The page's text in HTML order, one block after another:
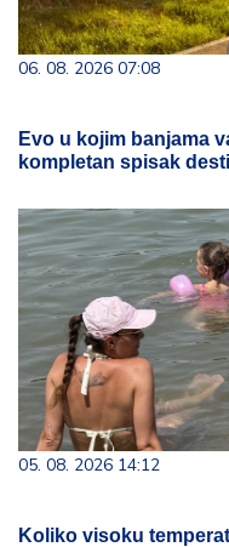
06. 08. 2026 07:08
Evo u kojim banjama
kompletan spisak
05. 08. 2026 14:12
Koliko visoku